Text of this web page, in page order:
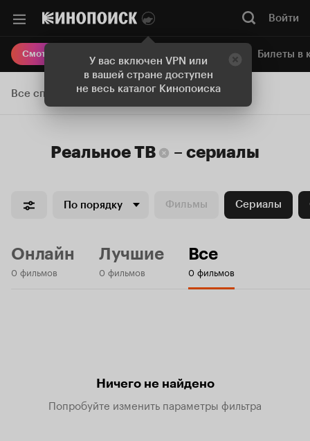
У вас включен VPN или
в вашей стране доступен
не весь каталог Кинопоиска
Войти
Смотреть кино Онлайн-кинотеатр Билеты в
Все списки
Реальное ТВ – сериалы
По порядку Фильмы Сериалы
Онлайн
0 фильмов
Лучшие
0 фильмов
Все
0 фильмов
Ничего не найдено
Попробуйте изменить параметры фильтра